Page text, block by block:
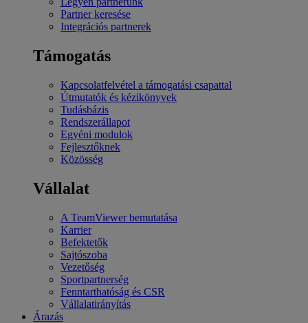
Partner keresése
Integrációs partnerek
Támogatás
Kapcsolatfelvétel a támogatási csapattal
Útmutatók és kézikönyvek
Tudásbázis
Rendszerállapot
Egyéni modulok
Fejlesztőknek
Közösség
Vállalat
A TeamViewer bemutatása
Karrier
Befektetők
Sajtószoba
Vezetőség
Sportpartnerség
Fenntarthatóság és CSR
Vállalatirányítás
Árazás